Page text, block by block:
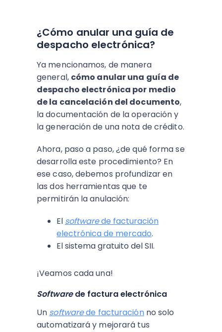
¿Cómo anular una guía de
despacho electrónica?
Ya mencionamos, de manera
general, cómo anular una guía de
despacho electrónica por medio
de la cancelación del documento,
la documentación de la operación y
la generación de una nota de crédito.
Ahora, paso a paso, ¿de qué forma se
desarrolla este procedimiento? En
ese caso, debemos profundizar en
las dos herramientas que te
permitirán la anulación:
El softwarede facturación
electrónica de mercado.
El sistema gratuito del SII.
¡Veamos cada una!
Softwarede factura electrónica
Un softwarede facturaciónno solo
automatizará y mejorará tus